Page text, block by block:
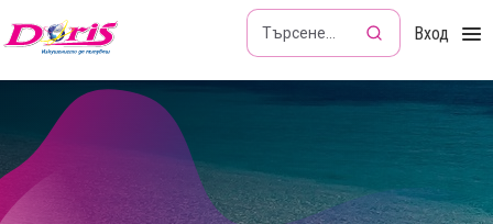
Doris - Изкушението да пътуваш Вход